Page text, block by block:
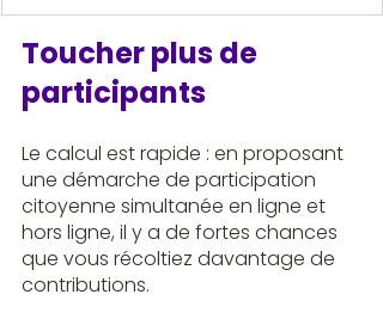
Toucher plus de
participants
Le calcul est rapide : en proposant
une démarche de participation
citoyenne simultanée en ligne et
hors ligne, il y a de fortes chances
que vous récoltiez davantage de
contributions.